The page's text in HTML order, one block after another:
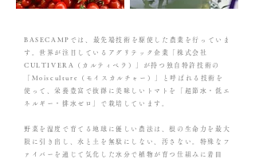
​BASECAMPでは、最先端技術を駆使した農業を行っていま
す。世界が注目しているアグリテック企業「株式会社
CULTIVERA（カルティベラ）」が持つ独自特許技術の
「Moisculture（モイスカルチャー）」と呼ばれる技術を
使って、栄養豊富で抜群に美味しいトマトを「超節⽔・低エ
ネルギー・排⽔ゼロ」で栽培しています。
野菜を湿度で育てる地球に優しい農法は、根の生命力を最大
限に引き出し、水と土を無駄にしない、汚さない。特殊なフ
ァイバーを通じて気化した⽔分で植物が育つ仕組みに着⽬